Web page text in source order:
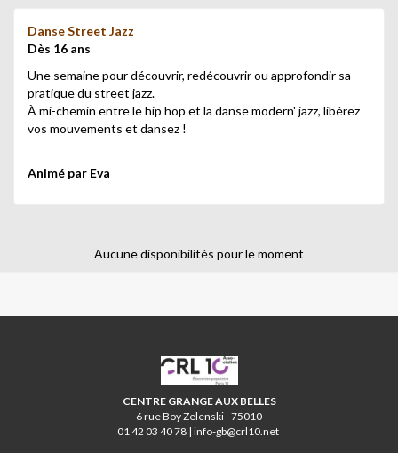
Danse Street Jazz
Dès 16 ans
Une semaine pour découvrir, redécouvrir ou approfondir sa
pratique du street jazz.
À mi-chemin entre le hip hop et la danse modern' jazz, libérez
vos mouvements et dansez !
Animé par Eva
Aucune disponibilités pour le moment
CRL10
CENTRE GRANGE AUX BELLES
6 rue Boy Zelenski - 75010
01 42 03 40 78 | info-gb@crl10.net